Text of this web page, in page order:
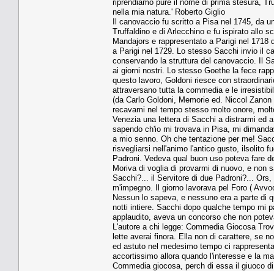
riprendiamo pure il nome di prima stesura,
nella mia natura.' Roberto Giglio
Il canovaccio fu scritto a Pisa nel 1745, da
Truffaldino e di Arlecchino e fu ispirato allo
Mandajors e rappresentato a Parigi nel
a Parigi nel 1729. Lo stesso Sacchi invio il
conservando la struttura del canovaccio. Il
ai giorni nostri. Lo stesso Goethe la fece
questo lavoro, Goldoni riesce con
attraversano tutta la commedia e le
(da Carlo Goldoni, Memorie ed. Niccol
recavami nel tempo stesso molto onore,
Venezia una lettera di Sacchi a distrarmi ed
sapendo ch'io mi trovava in Pisa, mi
a mio senno. Oh che tentazione per me!
risvegliarsi nell'animo l'antico gusto, ilsolito
Padroni. Vedeva qual buon uso poteva fare
Moriva di voglia di provarmi di nuovo, e non
Sacchi?... il Servitore di due Padroni?...
m'impegno. Il giorno lavorava pel Foro (
Nessun lo sapeva, e nessuno era a parte di
notti intiere. Sacchi dopo qualche tempo mi
applaudito, aveva un concorso che non
L'autore a chi legge: Commedia Giocosa
lette averai finora. Ella non di carattere, se
ed astuto nel medesimo tempo ci
accortissimo allora quando l'interesse e la
Commedia giocosa, perch di essa il giuoco